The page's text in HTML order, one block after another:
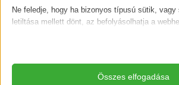
vitaminok közül, nem is véletlen,
hozzájárul az immunrendszer normál
vitamin szükséges az optimális
a bőr, a fogak és fogíny, a
Ne feledje, hogy ha bizonyos típusú sütik, vagy
letiltása mellett dönt, az befolyásolhatja a
Alapvető
Az alapvető sütik és szolgáltatások
Összes elfogadása